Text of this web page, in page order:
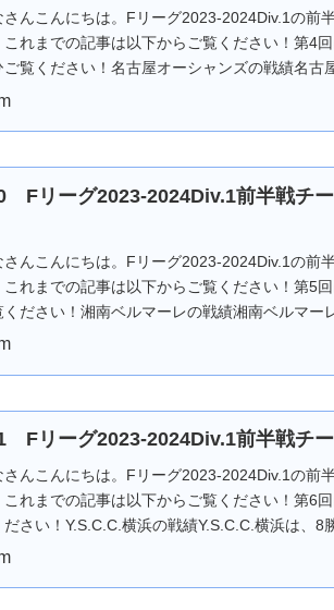
さんこんにちは。Fリーグ2023-2024Div.1の前
これまでの記事は以下からご覧ください！第4
ご覧ください！名古屋オーシャンズの戦績名古
Fリーグ2023-2024Div.1前半戦チ
さんこんにちは。Fリーグ2023-2024Div.1の前
これまでの記事は以下からご覧ください！第5
ください！湘南ベルマーレの戦績湘南ベルマー
Fリーグ2023-2024Div.1前半戦チ
さんこんにちは。Fリーグ2023-2024Div.1の前
これまでの記事は以下からご覧ください！第6
ださい！Y.S.C.C.横浜の戦績Y.S.C.C.横浜は、8